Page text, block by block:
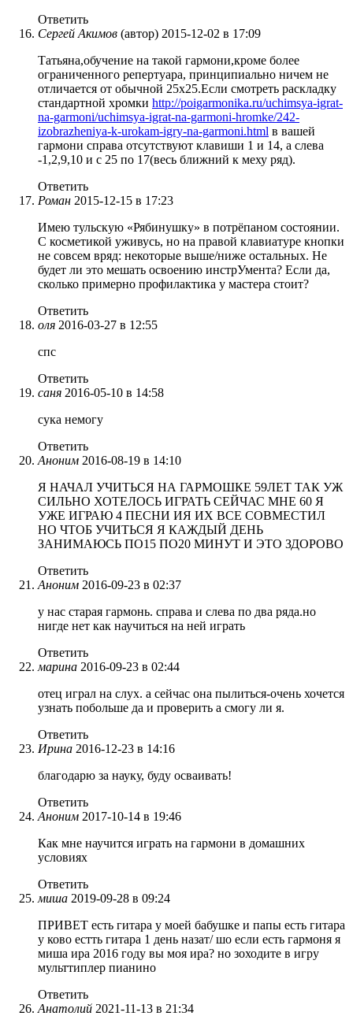
Ответить
Сергей Акимов (автор) 2015-12-02 в 17:09
Татьяна,обучение на такой гармони,кроме более
ограниченного репертуара, принципиально ничем не
отличается от обычной 25х25.Если смотреть раскладку
стандартной хромки http://poigarmonika.ru/uchimsya-igrat-
na-garmoni/uchimsya-igrat-na-garmoni-hromke/242-
izobrazheniya-k-urokam-igry-na-garmoni.html в вашей
гармони справа отсутствуют клавиши 1 и 14, а слева
-1,2,9,10 и с 25 по 17(весь ближний к меху ряд).
Ответить
Роман 2015-12-15 в 17:23
Имею тульскую «Рябинушку» в потрёпаном состоянии.
С косметикой уживусь, но на правой клавиатуре кнопки
не совсем вряд: некоторые выше/ниже остальных. Не
будет ли это мешать освоению инстрУмента? Если да,
сколько примерно профилактика у мастера стоит?
Ответить
оля 2016-03-27 в 12:55
спс
Ответить
саня 2016-05-10 в 14:58
сука немогу
Ответить
Аноним 2016-08-19 в 14:10
Я НАЧАЛ УЧИТЬСЯ НА ГАРМОШКЕ 59ЛЕТ ТАК УЖ
СИЛЬНО ХОТЕЛОСЬ ИГРАТЬ СЕЙЧАС МНЕ 60 Я
УЖЕ ИГРАЮ 4 ПЕСНИ ИЯ ИХ ВСЕ СОВМЕСТИЛ
НО ЧТОБ УЧИТЬСЯ Я КАЖДЫЙ ДЕНЬ
ЗАНИМАЮСЬ ПО15 ПО20 МИНУТ И ЭТО ЗДОРОВО
Ответить
Аноним 2016-09-23 в 02:37
у нас старая гармонь. справа и слева по два ряда.но
нигде нет как научиться на ней играть
Ответить
марина 2016-09-23 в 02:44
отец играл на слух. а сейчас она пылиться-очень хочется
узнать побольше да и проверить а смогу ли я.
Ответить
Ирина 2016-12-23 в 14:16
благодарю за науку, буду осваивать!
Ответить
Аноним 2017-10-14 в 19:46
Как мне научится играть на гармони в домашних
условиях
Ответить
миша 2019-09-28 в 09:24
ПРИВЕТ есть гитара у моей бабушке и папы есть гитара
у ково естть гитара 1 день назат/ шо если есть гармоня я
миша ира 2016 году вы моя ира? но зоходите в игру
мульттиплер пианино
Ответить
Анатолий 2021-11-13 в 21:34